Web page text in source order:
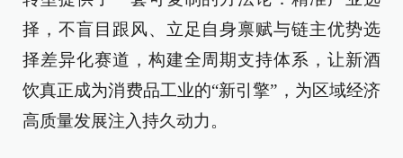
择，不盲目跟风、立足自身禀赋与链主优势选
择差异化赛道，构建全周期支持体系，让新酒
饮真正成为消费品工业的“新引擎”，为区域经济
高质量发展注入持久动力。